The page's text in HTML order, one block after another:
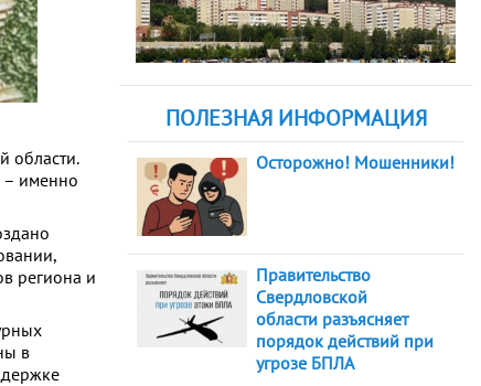
области.
– именно
региона и
в
ПОЛЕЗНАЯ ИНФОРМАЦИЯ
Осторожно! Мошенники!
Правительство
Свердловской
области разъясняет
порядок действий при
угрозе БПЛА